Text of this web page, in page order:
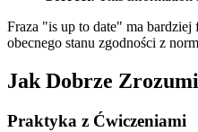
Fraza "is up to date" ma
obecnego stanu zgodności z
Jak Dobrze
Praktyka z Ćwiczeniami